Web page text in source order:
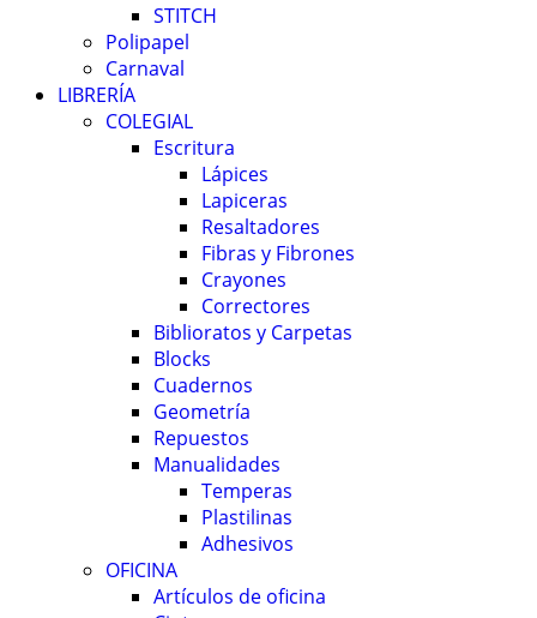
STITCH
Polipapel
Carnaval
LIBRERÍA
COLEGIAL
Escritura
Lápices
Lapiceras
Resaltadores
Fibras y Fibrones
Crayones
Correctores
Biblioratos y Carpetas
Blocks
Cuadernos
Geometría
Repuestos
Manualidades
Temperas
Plastilinas
Adhesivos
OFICINA
Artículos de oficina